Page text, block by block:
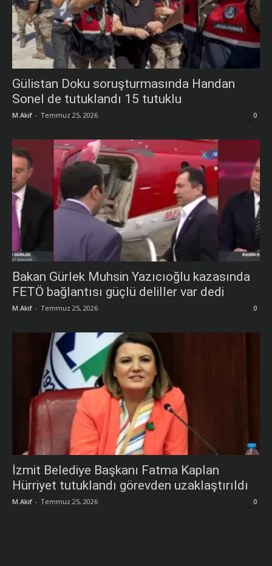
Gülistan Doku soruşturmasında Handan
Sonel de tutuklandı 15 tutuklu
M.Akif - Temmuz 25, 2026 0
Bakan Gürlek Muhsin Yazıcıoğlu kazasında
FETÖ bağlantısı güçlü deliller var dedi
M.Akif - Temmuz 25, 2026 0
İzmit Belediye Başkanı Fatma Kaplan
Hürriyet tutuklandı görevden uzaklaştırıldı
M.Akif - Temmuz 25, 2026 0